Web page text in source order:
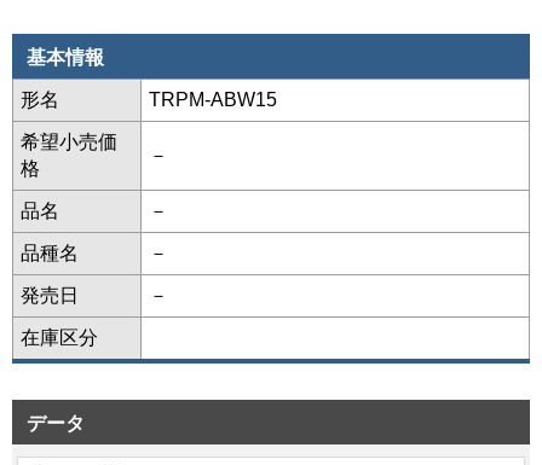
基本情報
形名 TRPM-ABW15
希望小売価
格
－
品名 －
品種名 －
発売日 －
在庫区分
データ